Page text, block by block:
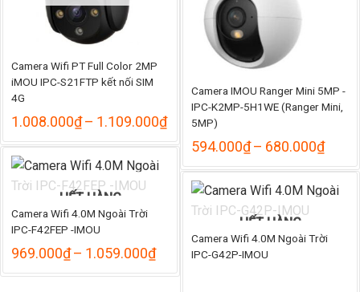
Camera Wifi PT Full Color 2MP
iMOU IPC-S21FTP kết nối SIM
4G
1.008.000₫– 1.109.000₫Khoảng
từ
1.008.000₫
1.109.000₫
Camera IMOU Ranger Mini 5MP -
IPC-K2MP-5H1WE (Ranger Mini,
5MP)
594.000₫– 680.000₫
từ
HẾT HÀNG
Camera Wifi 4.0M Ngoài Trời
IPC-F42FEP -IMOU
969.000₫– 1.059.000₫Khoảng
từ
HẾT HÀNG
Camera Wifi 4.0M Ngoài Trời
IPC-G42P-IMOU